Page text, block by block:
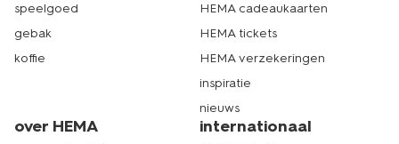
speelgoed
gebak
koffie
HEMA cadeaukaarten
HEMA tickets
HEMA verzekeringen
inspiratie
nieuws
over HEMA internationaal